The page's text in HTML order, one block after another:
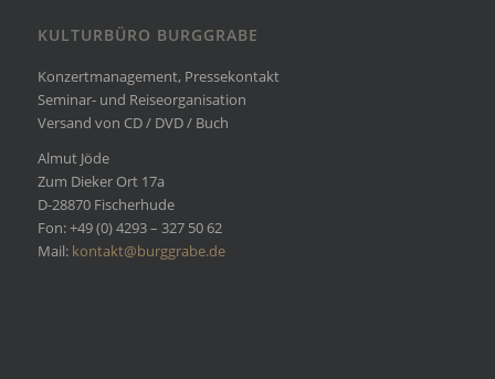
KULTURBÜRO BURGGRABE
Konzertmanagement, Pressekontakt
Seminar- und Reiseorganisation
Versand von CD / DVD / Buch
Almut Jöde
Zum Dieker Ort 17a
D-28870 Fischerhude
Fon: +49 (0) 4293 – 327 50 62
Mail: kontakt@burggrabe.de